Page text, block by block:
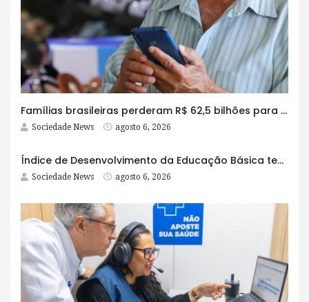
Famílias brasileiras perderam R$ 62,5 bilhões para bets em 2025
Sociedade News agosto 6, 2026
Índice de Desenvolvimento da Educação Básica tem elevação em todas as etapas
Sociedade News agosto 6, 2026